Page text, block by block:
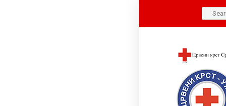
Search
for: